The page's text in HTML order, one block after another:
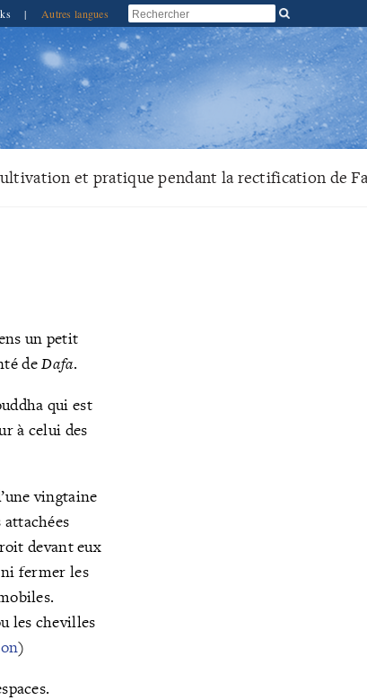
| Autres langues
et pratique pendant la rectification de
un petit
deDafa.
qui est
à celui des
vingtaine
devant eux
fermer les
les chevilles
)